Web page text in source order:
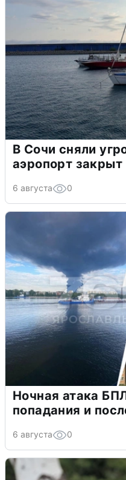
В Сочи сняли
аэропорт закрыт
6 августа 0
Ночная атака
попадания и
6 августа 0